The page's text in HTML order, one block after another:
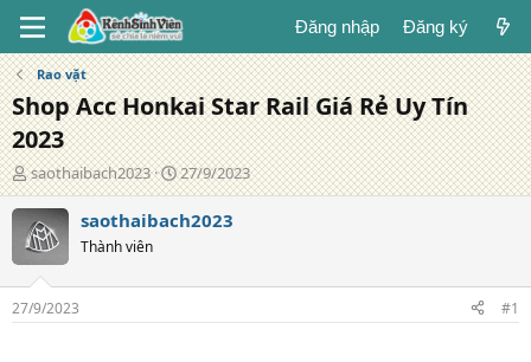
Đăng nhập Đăng ký
Rao vặt
Shop Acc Honkai Star Rail Giá Rẻ Uy Tín
2023
T
á
c
g
i
ả
saothaibach2023
N
g
à
g
27/9/2023
saothaibach2023
Thành viên
27/9/2023 #1